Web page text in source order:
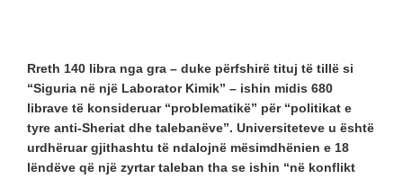
Rreth 140 libra nga gra – duke përfshirë tituj të tillë si
“Siguria në një Laborator Kimik” – ishin midis 680
librave të konsideruar “problematikë” për “politikat e
tyre anti-Sheriat dhe talebanëve”. Universiteteve u është
urdhëruar gjithashtu të ndalojnë mësimdhënien e 18
lëndëve që një zyrtar taleban tha se ishin “në konflikt